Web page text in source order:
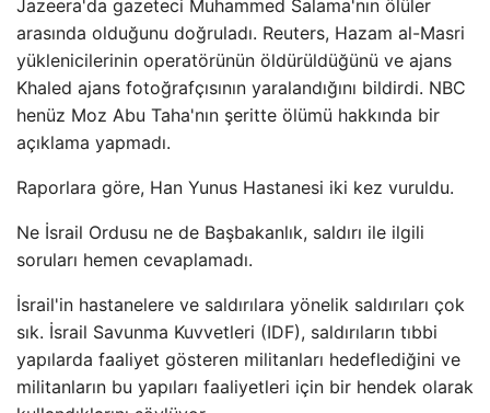
Jazeera'da gazeteci Muhammed Salama'nın ölüler
arasında olduğunu doğruladı. Reuters, Hazam al-Masri
yüklenicilerinin operatörünün öldürüldüğünü ve ajans
Khaled ajans fotoğrafçısının yaralandığını bildirdi. NBC
henüz Moz Abu Taha'nın şeritte ölümü hakkında bir
açıklama yapmadı.
Raporlara göre, Han Yunus Hastanesi iki kez vuruldu.
Ne İsrail Ordusu ne de Başbakanlık, saldırı ile ilgili
soruları hemen cevaplamadı.
İsrail'in hastanelere ve saldırılara yönelik saldırıları çok
sık. İsrail Savunma Kuvvetleri (IDF), saldırıların tıbbi
yapılarda faaliyet gösteren militanları hedeflediğini ve
militanların bu yapıları faaliyetleri için bir hendek olarak